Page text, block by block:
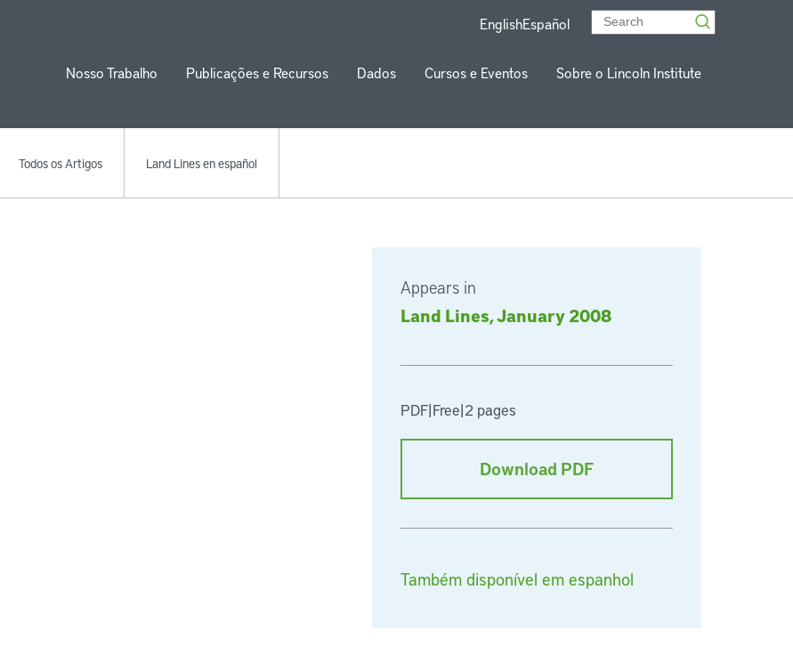
EnglishEspañol
Nosso Trabalho Publicações e Recursos Dados Cursos e Eventos Sobre o Lincoln Institute
Todos os Artigos Land Lines en español
Appears in
Land Lines, January 2008
PDF|Free|2 pages
Download PDF
Também disponível em espanhol